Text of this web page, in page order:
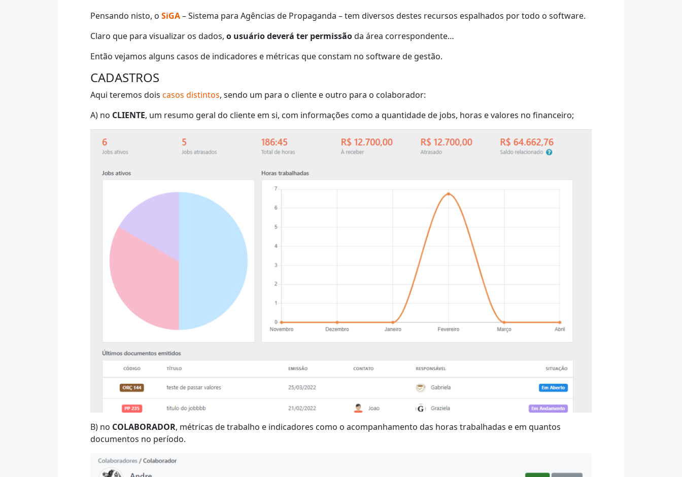
Pensando nisto, o SiGA– Sistema para Agências de Propaganda – tem diversos destes recursos espalhados por todo o software.
Claro que para visualizar os dados, o usuário deverá ter permissãoda área correspondente…
Então vejamos alguns casos de indicadores e métricas que constam no software de gestão.
CADASTROS
Aqui teremos dois casos distintos, sendo um para o cliente e outro para o colaborador:
A) no CLIENTE, um resumo geral do cliente em si, com informações como a quantidade de jobs, horas e valores no financeiro;
B) no COLABORADOR, métricas de trabalho e indicadores como o acompanhamento das horas trabalhadas e em quantos
documentos no período.